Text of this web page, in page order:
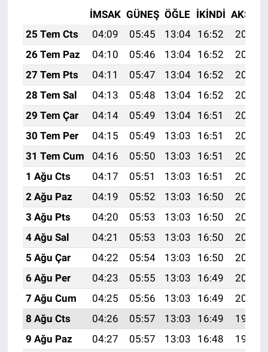
İMSAK GÜNEŞ ÖĞLE İKINDI AKŞAM
25 Tem Cts
04:09 05:45 13:04 16:52
20:12
26 Tem Paz
04:10 05:46 13:04 16:52
20:11
27 Tem Pts
04:11 05:47 13:04 16:52
20:10
28 Tem Sal
04:13 05:48 13:04 16:52
20:09
29 Tem Çar
04:14 05:49 13:04 16:51
20:08
30 Tem Per
04:15 05:49 13:03 16:51
20:08
31 Tem Cum
04:16 05:50 13:03 16:51
20:07
1 Ağu Cts
04:17 05:51 13:03 16:51
20:06
2 Ağu Paz
04:19 05:52 13:03 16:50
20:05
3 Ağu Pts
04:20 05:53 13:03 16:50
20:04
4 Ağu Sal
04:21 05:53 13:03 16:50
20:03
5 Ağu Çar
04:22 05:54 13:03 16:50
20:02
6 Ağu Per
04:23 05:55 13:03 16:49
20:01
7 Ağu Cum
04:25 05:56 13:03 16:49
20:00
8 Ağu Cts
04:26 05:57 13:03 16:49
19:59
9 Ağu Paz
04:27 05:57 13:03 16:48
19:58